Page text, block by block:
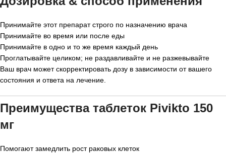
Принимайте этот препарат строго по назначению врача
Принимайте во время или после еды
Принимайте в одно и то же время каждый день
Проглатывайте целиком; не раздавливайте и не разжевывайте
Ваш врач может скорректировать дозу в зависимости от вашего
состояния и ответа на лечение.
Преимущества таблеток Pivikto 150
мг
Помогают замедлить рост раковых клеток